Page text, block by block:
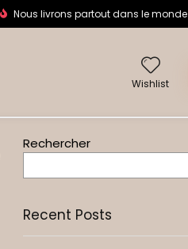
Nous livrons partout dans le monde
Wishlist
Rechercher
Recent Posts